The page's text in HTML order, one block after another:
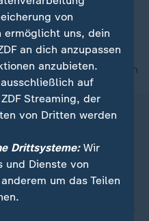
nach oben
von
uns, dein
an dich anzupassen
anzubieten.
auf
Streaming, der
von Dritten werden
Drittsysteme:Wir
und Dienste von
um das Teilen